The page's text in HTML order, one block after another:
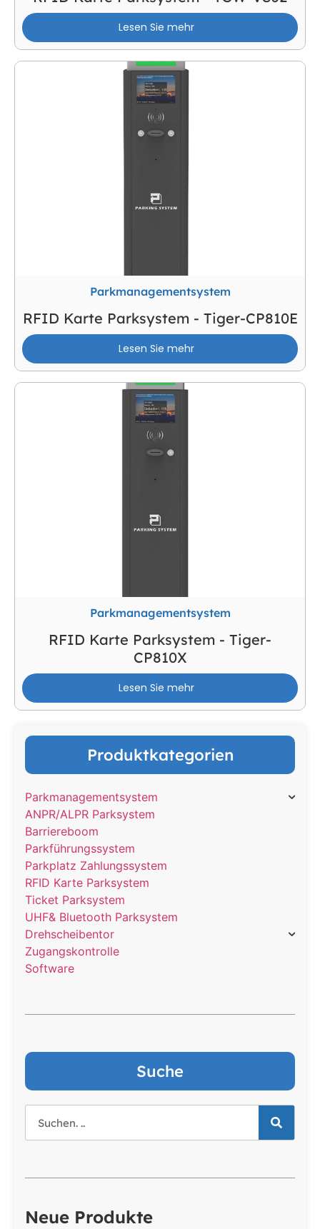
Produktkategorien
Parkmanagementsystem
ANPR/ALPR Parksystem
Barriereboom
Parkführungssystem
Parkplatz Zahlungssystem
RFID Karte Parksystem
Ticket Parksystem
UHF& Bluetooth Parksystem
Drehscheibentor
Zugangskontrolle
Software
Suche
Neue Produkte
Lesen Sie mehr
Parkmanagementsystem
RFID Karte Parksystem - Tiger-CP810E
Lesen Sie mehr
Parkmanagementsystem
RFID Karte Parksystem - Tiger-
CP810X
Lesen Sie mehr